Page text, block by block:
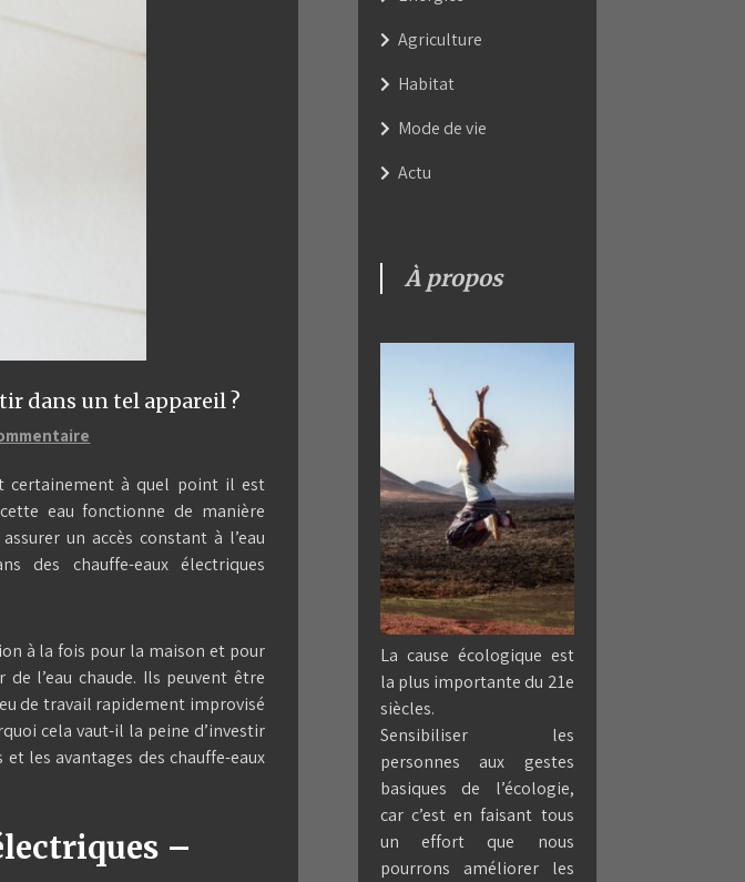
dans un tel appareil ?
certainement à quel point il est
eau fonctionne de manière
un accès constant à l’eau
des chauffe-eaux électriques
à la fois pour la maison et pour
l’eau chaude. Ils peuvent être
de travail rapidement improvisé
cela vaut-il la peine d’investir
les avantages des chauffe-eaux
–
Agriculture
Habitat
Mode de vie
Actu
À propos
La cause écologique est
la plus importante du 21e
siècles.
Sensibiliser les
personnes aux gestes
basiques de l’écologie,
car c’est en faisant tous
un effort que nous
pourrons améliorer les